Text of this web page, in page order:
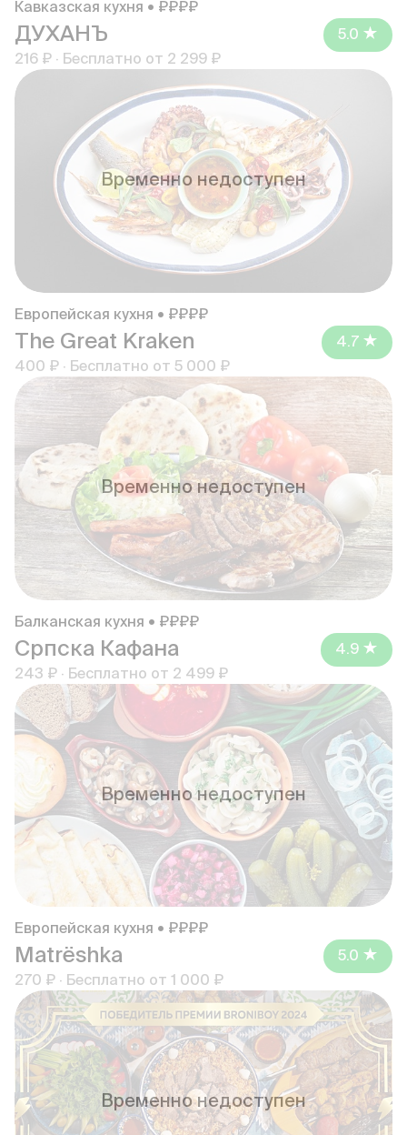
Кавказская кухня • ₽₽₽₽
ДУХАНЪ
216 ₽ · Бесплатно от 2 299 ₽
5.0
Временно недоступен
Европейская кухня • ₽₽₽₽
The Great Kraken
400 ₽ · Бесплатно от 5 000 ₽
4.7
Временно недоступен
Балканская кухня • ₽₽₽₽
Српска Кафана
243 ₽ · Бесплатно от 2 499 ₽
4.9
Временно недоступен
Европейская кухня • ₽₽₽₽
Matrёshka
270 ₽ · Бесплатно от 1 000 ₽
5.0
Временно недоступен